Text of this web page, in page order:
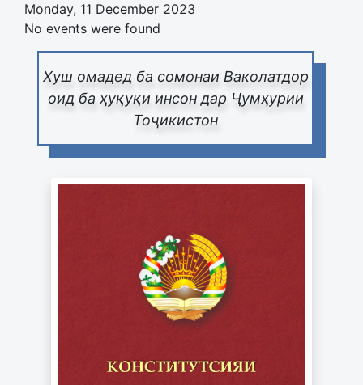
Хуш омадед ба сомонаи Ваколатдор
оид ба ҳуқуқи инсон дар Ҷумҳурии
Тоҷикистон
Monday, 11 December 2023
No events were found